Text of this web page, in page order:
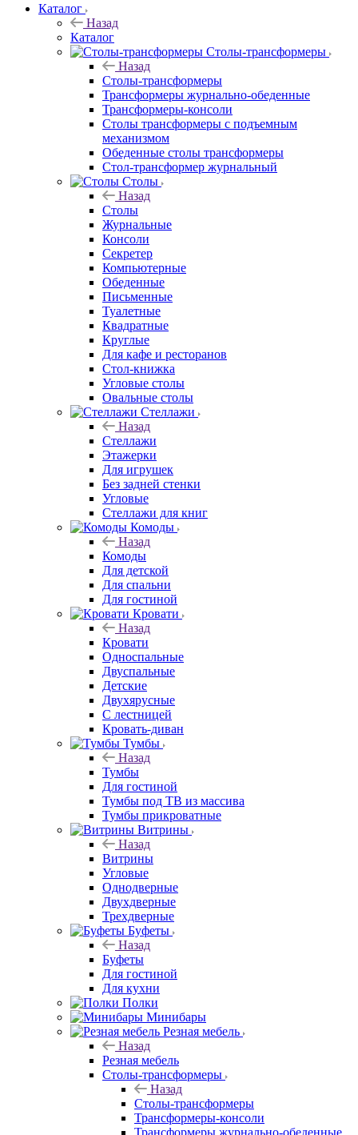
Каталог
Назад
Каталог
Столы-трансформеры
Назад
Столы-трансформеры
Трансформеры журнально-обеденные
Трансформеры-консоли
Столы трансформеры с подъемным
механизмом
Обеденные столы трансформеры
Стол-трансформер журнальный
Столы
Назад
Столы
Журнальные
Консоли
Секретер
Компьютерные
Обеденные
Письменные
Туалетные
Квадратные
Круглые
Для кафе и ресторанов
Стол-книжка
Угловые столы
Овальные столы
Стеллажи
Назад
Стеллажи
Этажерки
Для игрушек
Без задней стенки
Угловые
Стеллажи для книг
Комоды
Назад
Комоды
Для детской
Для спальни
Для гостиной
Кровати
Назад
Кровати
Односпальные
Двуспальные
Детские
Двухярусные
С лестницей
Кровать-диван
Тумбы
Назад
Тумбы
Для гостиной
Тумбы под ТВ из массива
Тумбы прикроватные
Витрины
Назад
Витрины
Угловые
Однодверные
Двухдверные
Трехдверные
Буфеты
Назад
Буфеты
Для гостиной
Для кухни
Полки
Минибары
Резная мебель
Назад
Резная мебель
Столы-трансформеры
Назад
Столы-трансформеры
Трансформеры-консоли
Трансформеры журнально-обеденные